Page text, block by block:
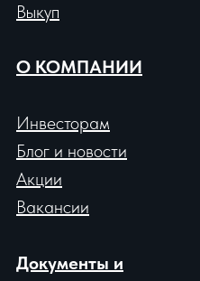
Выкуп
О КОМПАНИИ
Инвесторам
Блог и новости
Акции
Вакансии
Документы и